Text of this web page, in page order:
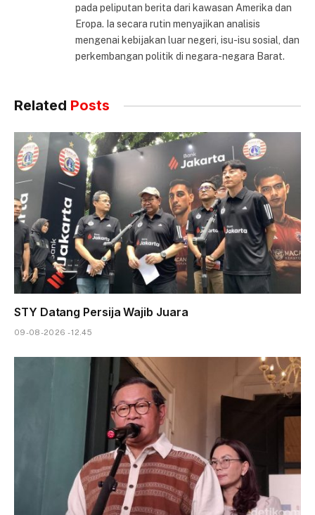
pada peliputan berita dari kawasan Amerika dan
Eropa. Ia secara rutin menyajikan analisis
mengenai kebijakan luar negeri, isu-isu sosial, dan
perkembangan politik di negara-negara Barat.
Related Posts
STY Datang Persija Wajib Juara
09-08-2026 - 12.45